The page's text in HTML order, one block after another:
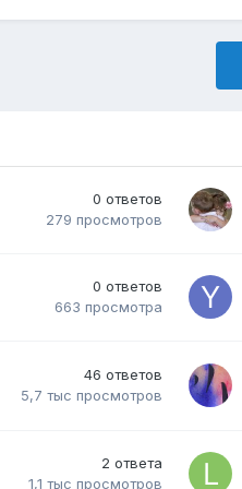
0 ответов
279 просмотров
0 ответов
663 просмотра
46 ответов
5,7 тыс просмотров
2 ответа
1,1 тыс просмотров